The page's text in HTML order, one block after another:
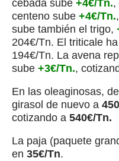
cebada sube +4€/Tn.,
centeno sube +4€/Tn.
sube también el trigo,
204€/Tn. El triticale
194€/Tn. La avena
sube +3€/Tn.,
En las oleaginosas,
girasol de nuevo a
cotizando a 540€/Tn.
La paja (paquete
en 35€/Tn.